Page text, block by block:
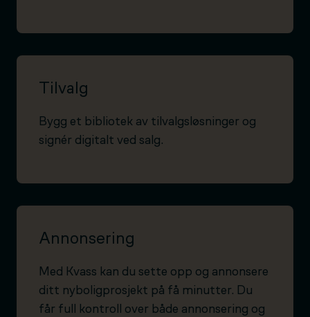
Tilvalg
Bygg et bibliotek av tilvalgsløsninger og
signér digitalt ved salg.
Annonsering
Med Kvass kan du sette opp og annonsere
ditt nyboligprosjekt på få minutter. Du
får full kontroll over både annonsering og